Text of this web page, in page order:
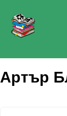
Артър